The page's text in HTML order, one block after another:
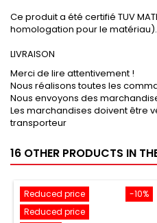
Ce produit a été certifié TUV
homologation pour le matériau).
LIVRAISON
Merci de lire attentivement !
Nous réalisons toutes les
Nous envoyons des
Les marchandises doivent être
transporteur
16 OTHER PRODUCTS IN
-10%
Reduced price
Reduced price